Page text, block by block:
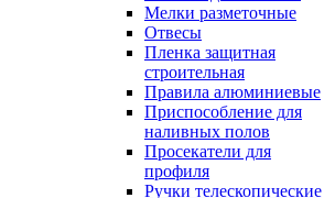
Мелки разметочные
Отвесы
Пленка защитная
строительная
Правила алюминиевые
Приспособление для
наливных полов
Просекатели для
профиля
Ручки телескопические